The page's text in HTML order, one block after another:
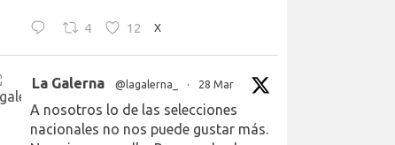
4 12 X
La Galerna @lagalerna_ · 28 Mar
A nosotros lo de las selecciones
nacionales no nos puede gustar más.